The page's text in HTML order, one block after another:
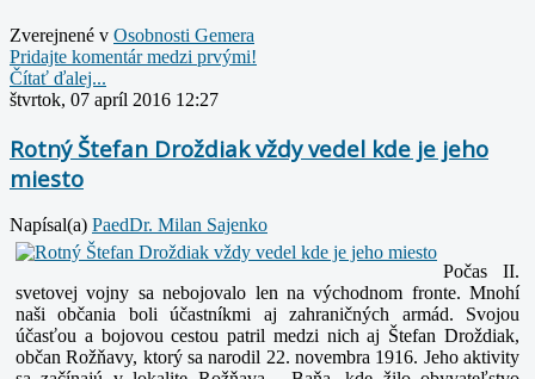
Zverejnené v Osobnosti Gemera
Pridajte komentár medzi prvými!
Čítať ďalej...
štvrtok, 07 apríl 2016 12:27
Rotný Štefan Droždiak vždy vedel kde je jeho
miesto
Napísal(a) PaedDr. Milan Sajenko
Počas II.
svetovej vojny sa nebojovalo len na východnom fronte. Mnohí
naši občania boli účastníkmi aj zahraničných armád. Svojou
účasťou a bojovou cestou patril medzi nich aj Štefan Droždiak,
občan Rožňavy, ktorý sa narodil 22. novembra 1916. Jeho aktivity